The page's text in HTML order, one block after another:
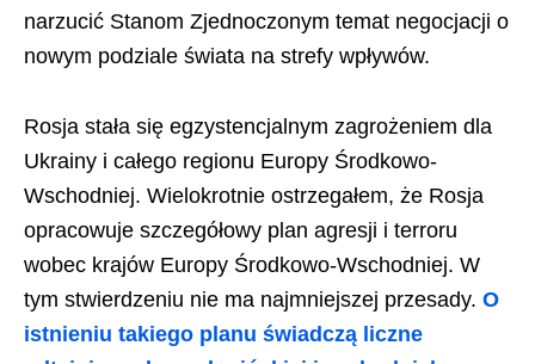
narzucić Stanom Zjednoczonym temat negocjacji o
nowym podziale świata na strefy wpływów.
Rosja stała się egzystencjalnym zagrożeniem dla
Ukrainy i całego regionu Europy Środkowo-
Wschodniej. Wielokrotnie ostrzegałem, że Rosja
opracowuje szczegółowy plan agresji i terroru
wobec krajów Europy Środkowo-Wschodniej. W
tym stwierdzeniu nie ma najmniejszej przesady. O
istnieniu takiego planu świadczą liczne